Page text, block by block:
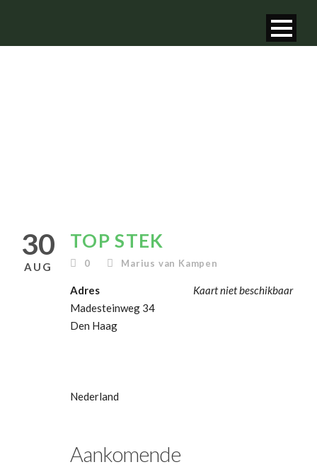
30
AUG
TOP STEK
0 Marius van Kampen
Kaart niet beschikbaar
Adres
Madesteinweg 34
Den Haag
Nederland
Aankomende